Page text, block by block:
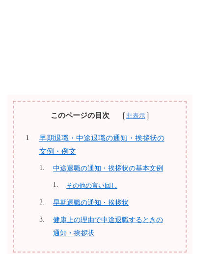
このページの目次
早期退職・中途退職の通知・挨拶状の
文例・例文
中途退職の通知・挨拶状の基本文例
その他の言い回し
早期退職の通知・挨拶状
健康上の理由で中途退職するときの
通知・挨拶状